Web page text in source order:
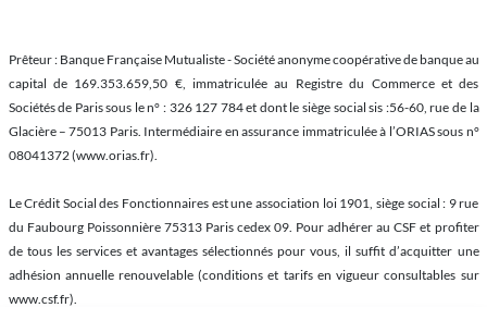
Prêteur : Banque Française Mutualiste - Société anonyme coopérative de banque au
capital de 169.353.659,50 €, immatriculée au Registre du Commerce et des
Sociétés de Paris sous le n° : 326 127 784 et dont le siège social sis :56-60, rue de la
Glacière – 75013 Paris. Intermédiaire en assurance immatriculée à l’ORIAS sous n°
08041372 (www.orias.fr).
Le Crédit Social des Fonctionnaires est une association loi 1901, siège social : 9 rue
du Faubourg Poissonnière 75313 Paris cedex 09. Pour adhérer au CSF et profiter
de tous les services et avantages sélectionnés pour vous, il suffit d’acquitter une
adhésion annuelle renouvelable (conditions et tarifs en vigueur consultables sur
www.csf.fr).